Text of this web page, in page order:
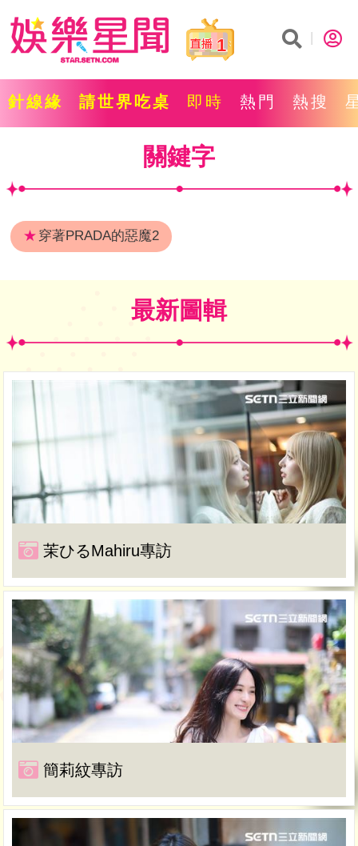
1
針線緣 請世界吃桌 即時 熱門 熱搜
關鍵字
★ 穿著PRADA的惡魔2
最新圖輯
茉ひるMahiru專訪
簡莉紋專訪